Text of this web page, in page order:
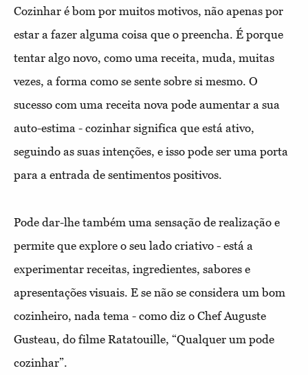
Cozinhar é bom por muitos motivos, não apenas por
estar a fazer alguma coisa que o preencha. É porque
tentar algo novo, como uma receita, muda, muitas
vezes, a forma como se sente sobre si mesmo. O
sucesso com uma receita nova pode aumentar a sua
auto-estima - cozinhar significa que está ativo,
seguindo as suas intenções, e isso pode ser uma porta
para a entrada de sentimentos positivos.
Pode dar-lhe também uma sensação de realização e
permite que explore o seu lado criativo - está a
experimentar receitas, ingredientes, sabores e
apresentações visuais. E se não se considera um bom
cozinheiro, nada tema - como diz o Chef Auguste
Gusteau, do filme Ratatouille, “Qualquer um pode
cozinhar”.